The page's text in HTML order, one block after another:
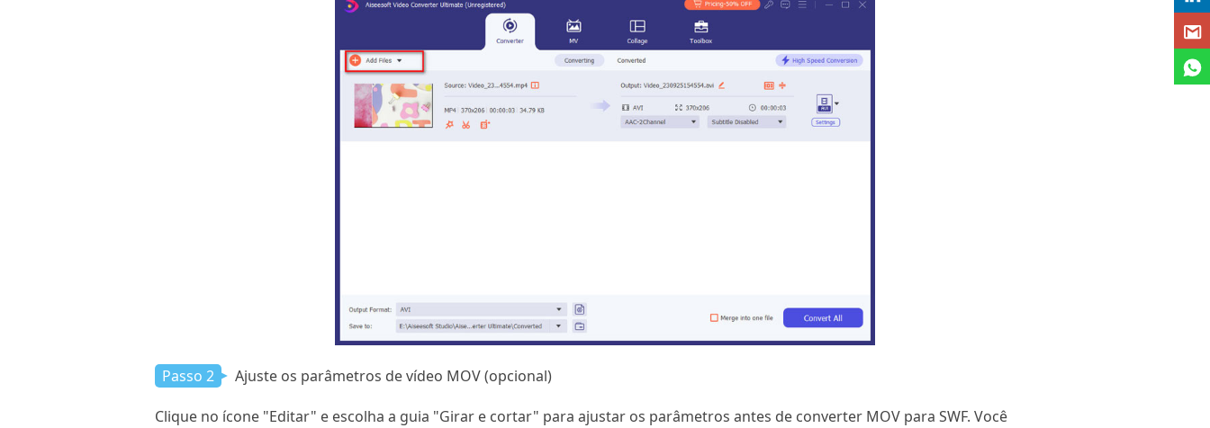
Passo 2 Ajuste os parâmetros de vídeo MOV (opcional)
Clique no ícone "Editar" e escolha a guia "Girar e cortar" para ajustar os parâmetros antes de converter MOV para SWF. Você